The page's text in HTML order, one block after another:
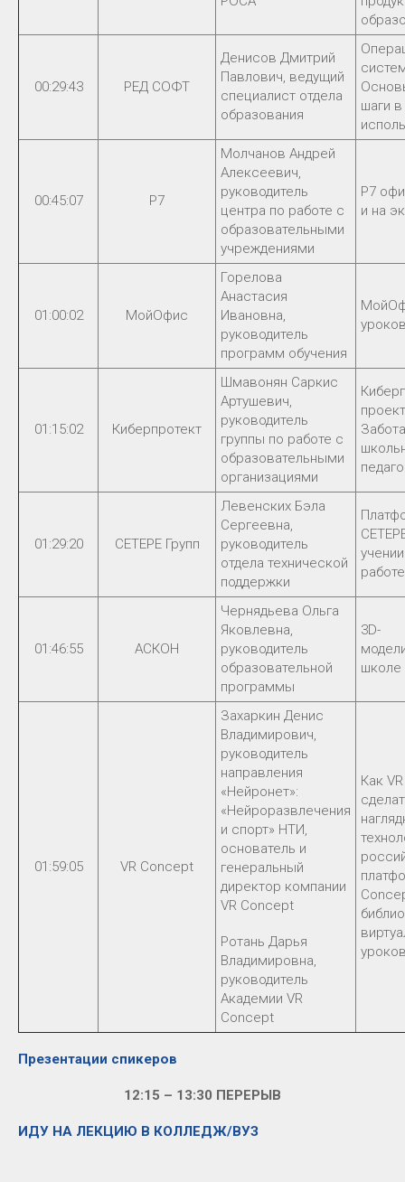
00:29:43 РЕД СОФТ
Денисов Дмитрий
Павлович, ведущий
специалист отдела
образования
шаги в
00:45:07 Р7
Молчанов Андрей
Алексеевич,
руководитель
центра по работе с
образовательными
учреждениями
Р7
и на
01:00:02 МойОфис
Горелова
Анастасия
Ивановна,
руководитель
программ обучения
01:15:02 Киберпротект
Шмавонян Саркис
Артушевич,
руководитель
группы по работе с
образовательными
организациями
01:29:20 СЕТЕРЕ Групп
Левенских Бэла
Сергеевна,
руководитель
отдела технической
поддержки
работе
01:46:55 АСКОН
Чернядьева Ольга
Яковлевна,
руководитель
образовательной
программы
3D-
школе
01:59:05 VR Concept
Захаркин Денис
Владимирович,
руководитель
направления
«Нейронет»:
«Нейроразвлечения
и спорт» НТИ,
основатель и
генеральный
директор компании
VR Concept
Ротань Дарья
Владимировна,
руководитель
Академии VR
Concept
Как
Презентации спикеров
12:15 – 13:30 ПЕРЕРЫВ
ИДУ НА ЛЕКЦИЮ В КОЛЛЕДЖ/ВУЗ